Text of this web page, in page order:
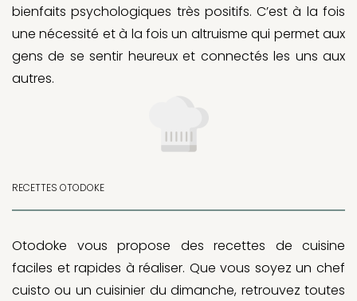
bienfaits psychologiques très positifs. C’est à la fois
une nécessité et à la fois un altruisme qui permet aux
gens de se sentir heureux et connectés les uns aux
autres.
RECETTES OTODOKE
Otodoke vous propose des recettes de cuisine
faciles et rapides à réaliser. Que vous soyez un chef
cuisto ou un cuisinier du dimanche, retrouvez toutes